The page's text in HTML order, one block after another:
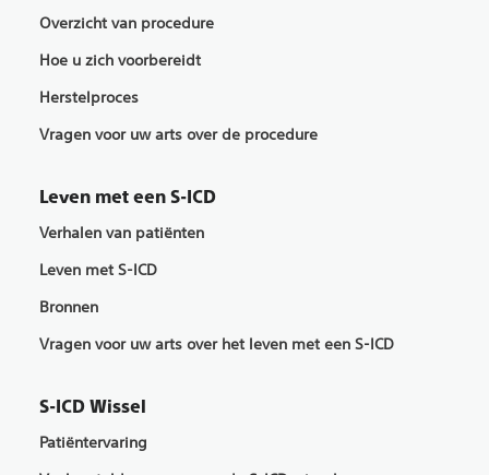
Overzicht van procedure
Hoe u zich voorbereidt
Herstelproces
Vragen voor uw arts over de procedure
Leven met een S-ICD
Verhalen van patiënten
Leven met S-ICD
Bronnen
Vragen voor uw arts over het leven met een S-ICD
S-ICD Wissel
Patiëntervaring